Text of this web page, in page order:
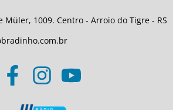
Müler, 1009. Centro - Arroio do Tigre - RS